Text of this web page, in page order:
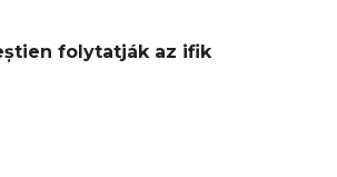
folytatják az ifik